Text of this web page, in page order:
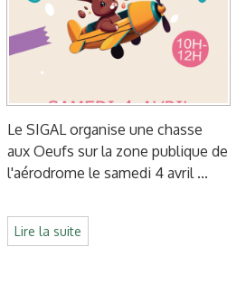
Le SIGAL organise une chasse
aux Oeufs sur la zone publique de
l'aérodrome le samedi 4 avril ...
Lire la suite